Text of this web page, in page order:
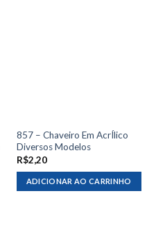
857 – Chaveiro Em AcrÍlico
Diversos Modelos
R$2,20
ADICIONAR AO CARRINHO